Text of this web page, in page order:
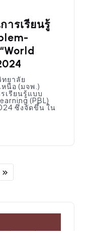
ารเรียนรู้
ยาลัย
นือ (มจพ.)
เรียนรู้แบบ
(PBL)
ซึ่งจัดขึ้น ใน